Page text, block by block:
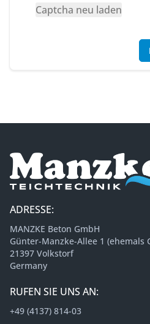
Captcha neu laden
ADRESSE:
MANZKE Beton GmbH
Günter-Manzke-Allee 1 (ehemals
21397 Volkstorf
Germany
RUFEN SIE UNS AN:
+49 (4137) 814-03